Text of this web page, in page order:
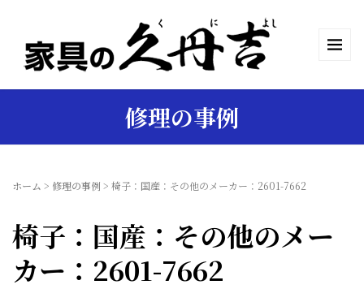
修理の事例
ホーム > 修理の事例 > 椅子：国産：その他のメーカー：2601-7662
椅子：国産：その他のメー
カー：2601-7662